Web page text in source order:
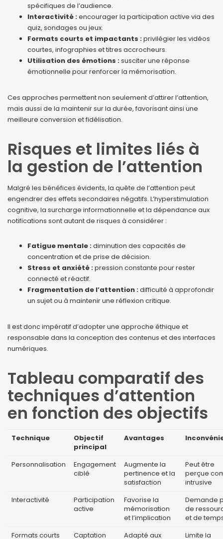
spécifiques de l’audience.
Interactivité :encourager la participation active via des
quiz, sondages ou jeux.
Formats courts et impactants :privilégier les vidéos
courtes, infographies et titres accrocheurs.
Utilisation des émotions :susciter une réponse
émotionnelle pour renforcer la mémorisation.
Ces approches permettent non seulement d’attirer l’attention,
mais aussi de la maintenir sur la durée, favorisant ainsi une
meilleure conversion et fidélisation.
Risques et limites liés à
la gestion de l’attention
Malgré les bénéfices évidents, la quête de l’attention peut
engendrer des effets secondaires négatifs. L’hyperstimulation
cognitive, la surcharge informationnelle et la dépendance aux
notifications sont autant de risques à considérer :
Fatigue mentale :diminution des capacités de
concentration et de prise de décision.
Stress et anxiété :pression constante pour rester
connecté et réactif.
Fragmentation de l’attention :difficulté à approfondir
un sujet ou à maintenir une réflexion critique.
Il est donc impératif d’adopter une approche éthique et
responsable dans la conception des contenus et des interfaces
numériques.
Tableau comparatif des
techniques d’attention
en fonction des objectifs
Technique
Objectif
principal
Avantages
Personnalisation
Engagement
ciblé
Augmente la
pertinence et la
satisfaction
Peut être
perçue
intrusive
Interactivité
Participation
active
Favorise la
mémorisation
et l’implication
Demande
de
et de
Formats courts
Captation Adapté aux Limite la